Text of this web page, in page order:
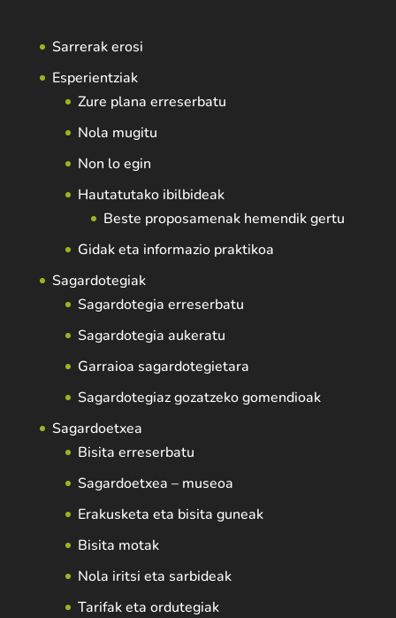
Sarrerak erosi
Esperientziak
Zure plana erreserbatu
Nola mugitu
Non lo egin
Hautatutako ibilbideak
Beste proposamenak hemendik gertu
Gidak eta informazio praktikoa
Sagardotegiak
Sagardotegia erreserbatu
Sagardotegia aukeratu
Garraioa sagardotegietara
Sagardotegiaz gozatzeko gomendioak
Sagardoetxea
Bisita erreserbatu
Sagardoetxea – museoa
Erakusketa eta bisita guneak
Bisita motak
Nola iritsi eta sarbideak
Tarifak eta ordutegiak